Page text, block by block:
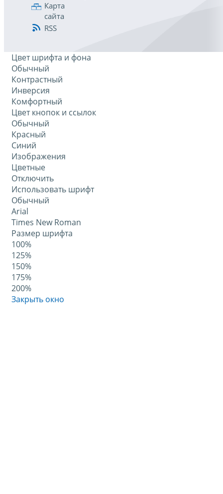
Карта
сайта
RSS
Цвет шрифта и фона
Обычный
Контрастный
Инверсия
Комфортный
Цвет кнопок и ссылок
Обычный
Красный
Синий
Изображения
Цветные
Отключить
Использовать шрифт
Обычный
Arial
Times New Roman
Размер шрифта
100%
125%
150%
175%
200%
Закрыть окно